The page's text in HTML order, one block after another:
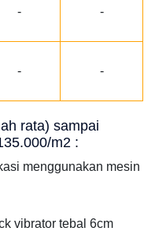
- -
- -
rata) sampai
m2 :
menggunakan mesin
vibrator tebal 6cm